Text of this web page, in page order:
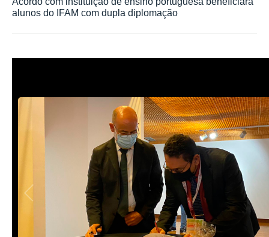
alunos do IFAM com dupla diplomação